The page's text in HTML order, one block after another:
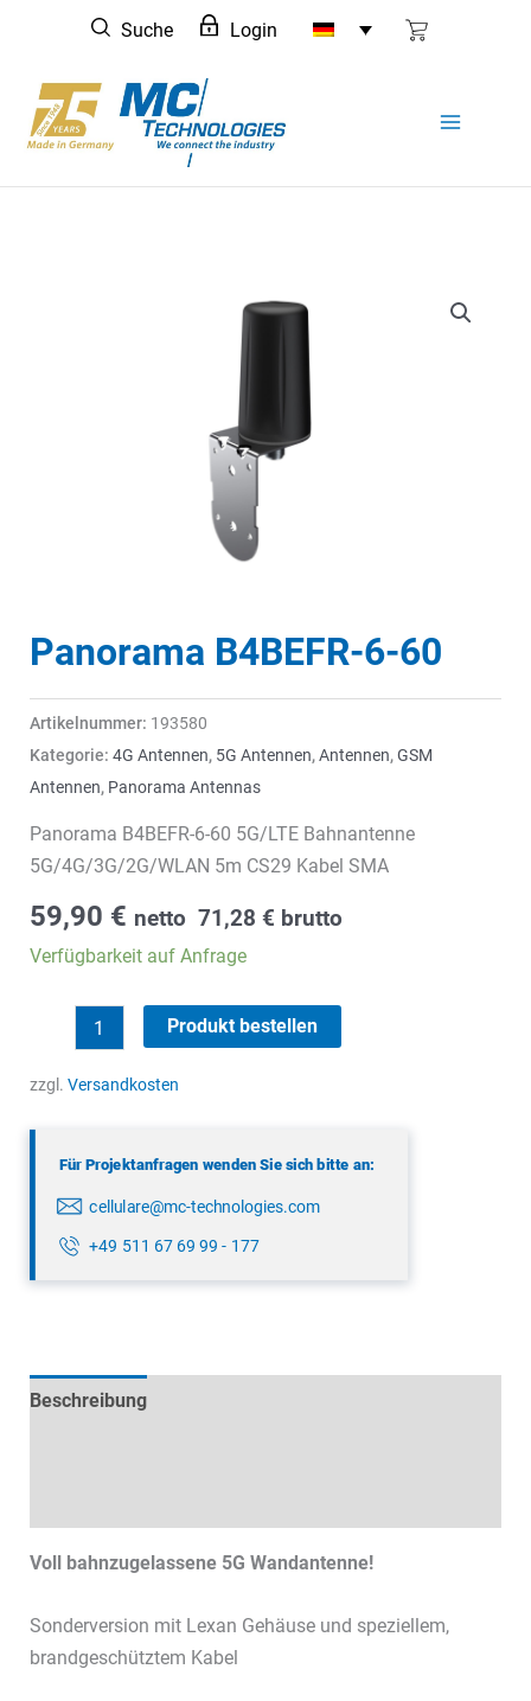
springen
Suche Login
Panorama B4BEFR-6-60
Artikelnummer: 193580
Kategorie: 4G Antennen, 5G Antennen,Antennen,GSM
Antennen, Panorama Antennas
Panorama B4BEFR-6-60 5G/LTE Bahnantenne
5G/4G/3G/2G/WLAN 5m CS29 Kabel SMA
59,90 € netto 71,28 € brutto
Verfügbarkeit auf Anfrage
Panorama
B4BEFR-
6-
Produkt bestellen
zzgl. Versandkosten
Für Projektanfragen wenden Sie sich bitte an:
cellulare@mc-technologies.com
+49 511 67 69 99 - 177
Beschreibung
Voll bahnzugelassene 5G Wandantenne!
Sonderversion mit Lexan Gehäuse und speziellem,
brandgeschütztem Kabel